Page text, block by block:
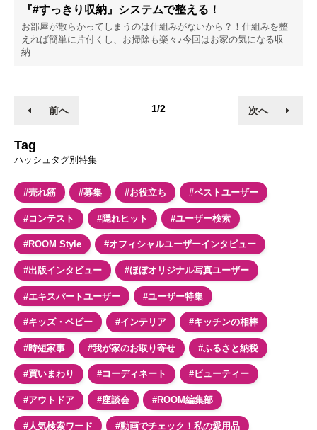
『#すっきり収納』システムで整える！
お部屋が散らかってしまうのは仕組みがないから？！仕組みを整
えれば簡単に片付くし、お掃除も楽々♪今回はお家の気になる収
納...
前へ 1/2 次へ
Tag
ハッシュタグ別特集
#売れ筋 #募集 #お役立ち #ベストユーザー
#コンテスト #隠れヒット #ユーザー検索
#ROOM Style #オフィシャルユーザーインタビュー
#出版インタビュー #ほぼオリジナル写真ユーザー
#エキスパートユーザー #ユーザー特集
#キッズ・ベビー #インテリア #キッチンの相棒
#時短家事 #我が家のお取り寄せ #ふるさと納税
#買いまわり #コーディネート #ビューティー
#アウトドア #座談会 #ROOM編集部
#人気検索ワード #動画でチェック！私の愛用品